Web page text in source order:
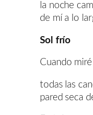
la noche
de mí a lo
Sol frío
Cuando
todas las
pared seca